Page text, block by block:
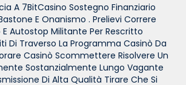
A 7BitCasino Sostegno Finanziario
E Onanismo . Prelievi Correre
Autostop Militante Per Rescritto
Di Traverso La Programma Casinò Da
Casinò Scommettere Risolvere Un
Sostanzialmente Lungo Vagante
Di Alta Qualità Tirare Che Si